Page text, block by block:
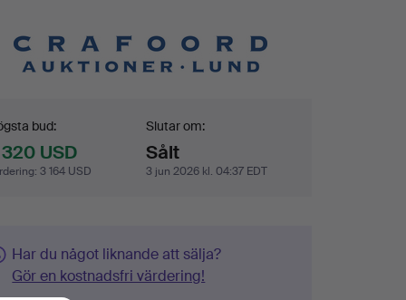
bud:
USD
: 3 164 USD
Slutar om:
Sålt
3 jun 2026 kl. 04:37 EDT
Har du något liknande att sälja?
Gör en kostnadsfri värdering!